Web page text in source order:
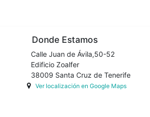
Donde Estamos
Calle Juan de Ávila,50-52
Edificio Zoalfer
38009 Santa Cruz de Tenerife
Ver localización en Google Maps